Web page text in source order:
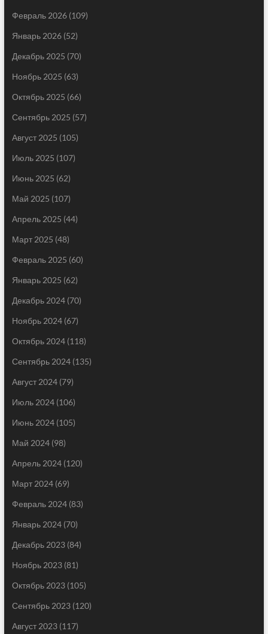
Февраль 2026(109)
Январь 2026(52)
Декабрь 2025 (70)
Ноябрь 2025 (63)
Октябрь 2025 (66)
Сентябрь 2025 (57)
Август 2025 (105)
Июль 2025 (107)
Июнь 2025 (62)
Май 2025 (107)
Апрель 2025 (44)
Март 2025 (48)
Февраль 2025 (60)
Январь 2025 (62)
Декабрь 2024(70)
Ноябрь 2024(67)
Октябрь 2024(118)
Сентябрь 2024(135)
Август 2024(79)
Июль 2024(106)
Июнь 2024(105)
Май 2024(98)
Апрель 2024(120)
Март 2024(69)
Февраль 2024(83)
Январь 2024(70)
Декабрь 2023(84)
Ноябрь 2023(81)
Октябрь 2023(105)
Сентябрь 2023(120)
Август 2023(117)